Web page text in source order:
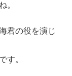
。
君の役を演じ
す。